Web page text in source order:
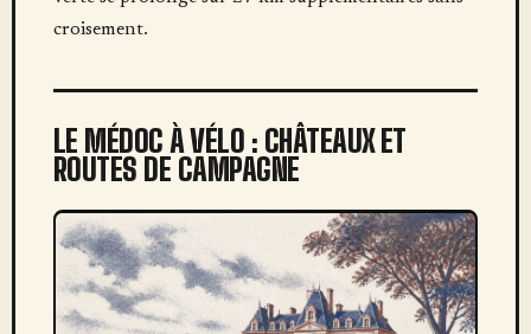
croisement.
LE MÉDOC À VÉLO : CHÂTEAUX ET
ROUTES DE CAMPAGNE